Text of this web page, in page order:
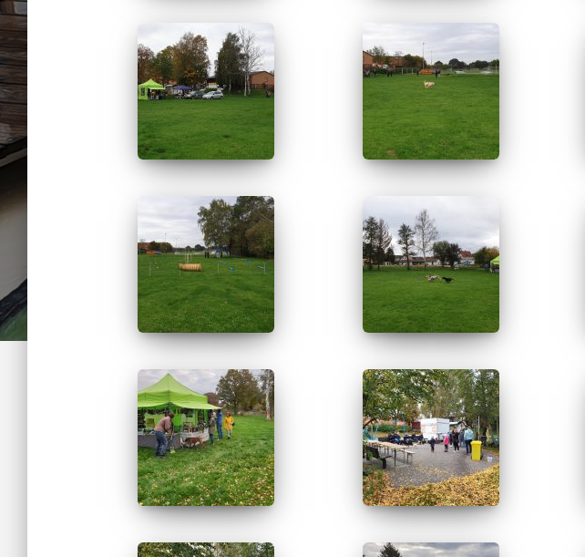
Fotonachlese